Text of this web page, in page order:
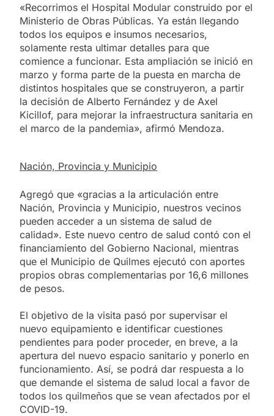
«Recorrimos el Hospital Modular construido por el
Ministerio de Obras Públicas. Ya están llegando
todos los equipos e insumos necesarios,
solamente resta ultimar detalles para que
comience a funcionar. Esta ampliación se inició en
marzo y forma parte de la puesta en marcha de
distintos hospitales que se construyeron, a partir
la decisión de Alberto Fernández y de Axel
Kicillof, para mejorar la infraestructura sanitaria en
el marco de la pandemia», afirmó Mendoza.
Nación, Provincia y Municipio
Agregó que «gracias a la articulación entre
Nación, Provincia y Municipio, nuestros vecinos
pueden acceder a un sistema de salud de
calidad». Este nuevo centro de salud contó con el
financiamiento del Gobierno Nacional, mientras
que el Municipio de Quilmes ejecutó con aportes
propios obras complementarias por 16,6 millones
de pesos.
El objetivo de la visita pasó por supervisar el
nuevo equipamiento e identificar cuestiones
pendientes para poder proceder, en breve, a la
apertura del nuevo espacio sanitario y ponerlo en
funcionamiento. Así, se podrá dar respuesta a lo
que demande el sistema de salud local a favor de
todos los quilmeños que se vean afectados por el
COVID-19.